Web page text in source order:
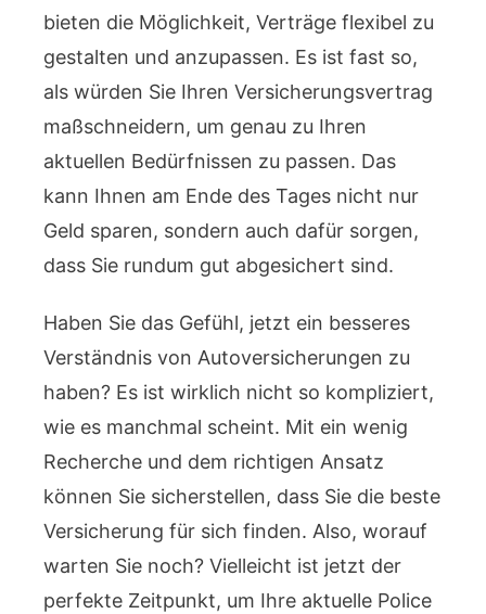
bieten die Möglichkeit, Verträge flexibel zu
gestalten und anzupassen. Es ist fast so,
als würden Sie Ihren Versicherungsvertrag
maßschneidern, um genau zu Ihren
aktuellen Bedürfnissen zu passen. Das
kann Ihnen am Ende des Tages nicht nur
Geld sparen, sondern auch dafür sorgen,
dass Sie rundum gut abgesichert sind.
Haben Sie das Gefühl, jetzt ein besseres
Verständnis von Autoversicherungen zu
haben? Es ist wirklich nicht so kompliziert,
wie es manchmal scheint. Mit ein wenig
Recherche und dem richtigen Ansatz
können Sie sicherstellen, dass Sie die beste
Versicherung für sich finden. Also, worauf
warten Sie noch? Vielleicht ist jetzt der
perfekte Zeitpunkt, um Ihre aktuelle Police